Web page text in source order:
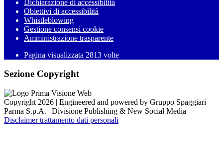
Dichiarazione di accessibilità
Obiettivi di accessibilità
Whistleblowing
Gestione consensi cookie
Amministrazione trasparente
Pagina visualizzata 2813 volte
Sezione Copyright
Copyright 2026 | Engineered and powered by Gruppo Spaggiari
Parma S.p.A. | Divisione Publishing & New Social Media
Disclaimer trattamento dati personali